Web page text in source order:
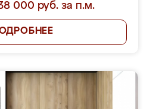
000 руб. за п.м.